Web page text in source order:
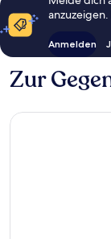
Anmelden
Zur